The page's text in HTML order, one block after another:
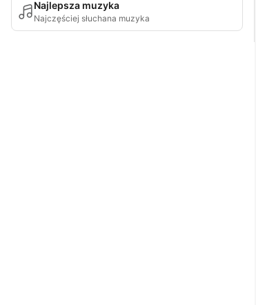
Najlepsza muzyka
Najczęściej słuchana muzyka